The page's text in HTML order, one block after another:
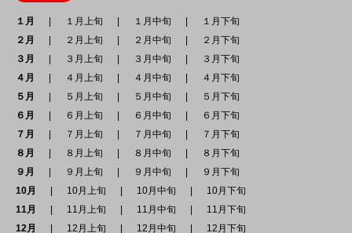
１月 １月上旬 １月中旬
１月下旬
２月
２月上旬 ２月中旬
２月下旬
３月
３月上旬 ３月中旬
３月下旬
４月
４月上旬 ４月中旬
４月下旬
５月
５月上旬 ５月中旬
５月下旬
６月
６月上旬 ６月中旬
６月下旬
７月
７月上旬 ７月中旬
７月下旬
８月
８月上旬 ８月中旬
８月下旬
９月
９月上旬 ９月中旬
９月下旬
10月
10月上旬 10月中旬
10月下旬
11月
11月上旬 11月中旬
11月下旬
12月
12月上旬 12月中旬 12月下旬